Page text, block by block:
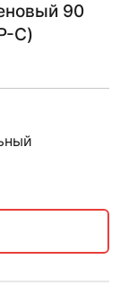
90
C)